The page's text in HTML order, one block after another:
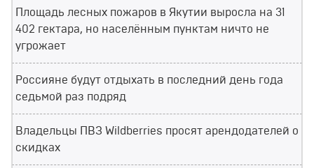
Площадь лесных пожаров в Якутии выросла на 31
402 гектара, но населённым пунктам ничто не
угрожает
Россияне будут отдыхать в последний день года
седьмой раз подряд
Владельцы ПВЗ Wildberries просят арендодателей о
скидках